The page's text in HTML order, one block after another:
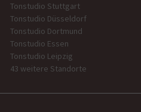
Tonstudio Stuttgart
Tonstudio Düsseldorf
Tonstudio Dortmund
Tonstudio Essen
Tonstudio Leipzig
43 weitere Standorte